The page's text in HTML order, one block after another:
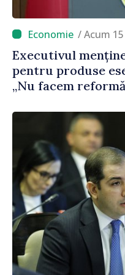
/ Acum
Executivul
pentru produse
„Nu facem